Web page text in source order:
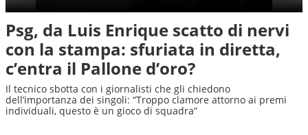
Psg, da Luis Enrique scatto di nervi
con la stampa: sfuriata in diretta,
c’entra il Pallone d’oro?
Il tecnico sbotta con i giornalisti che gli chiedono
dell’importanza dei singoli: “Troppo clamore attorno ai premi
individuali, questo è un gioco di squadra”